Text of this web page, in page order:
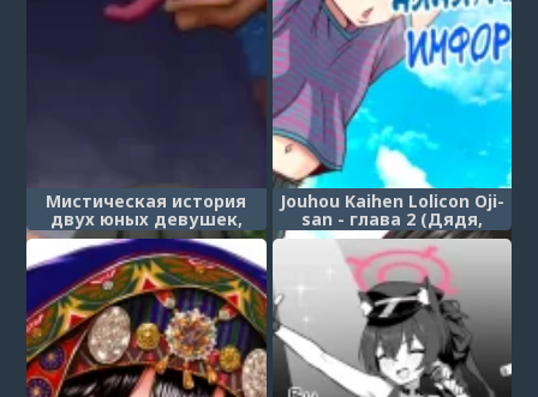
Мистическая история
двух юных девушек,
попавших в лапы
монстров иного мира
(Ikai Yomeiri Kitan
~Gakkou Gaeri ni
Mayoikonde Kaibutsu-
tachi ni Iroiro Sarechatta
Shimai no Hanashi~)
Jouhou Kaihen Lolicon Oji-
san - глава 2 (Дядя,
изменяющий
информацию 2)